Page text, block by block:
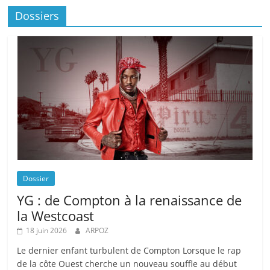
Dossiers
Dossier
YG : de Compton à la renaissance de
la Westcoast
18 juin 2026 ARPOZ
Le dernier enfant turbulent de Compton Lorsque le rap
de la côte Ouest cherche un nouveau souffle au début